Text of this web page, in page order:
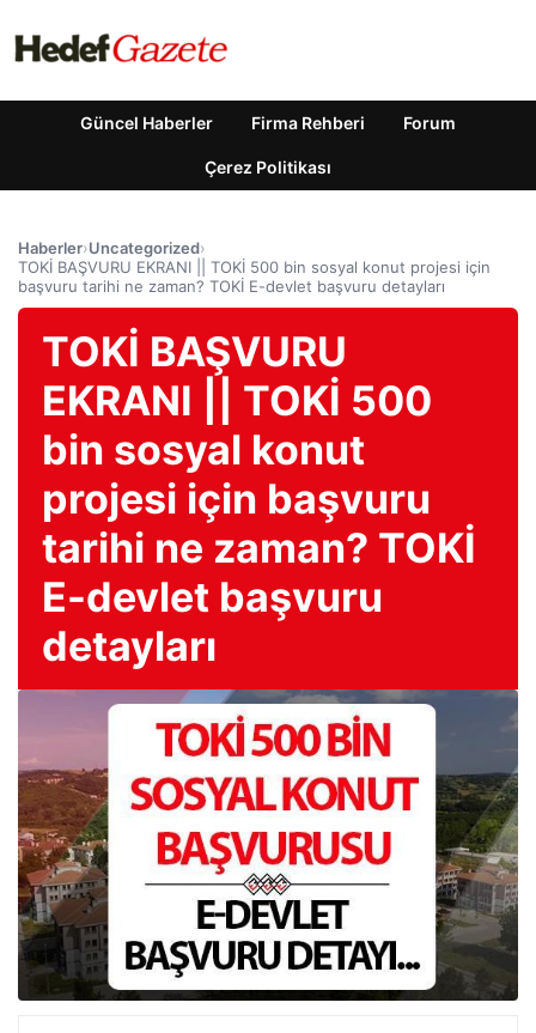
Güncel Haberler Firma Rehberi Forum
Çerez Politikası
Haberler›Uncategorized›
TOKİ BAŞVURU EKRANI || TOKİ 500 bin sosyal konut projesi için
başvuru tarihi ne zaman? TOKİ E-devlet başvuru detayları
TOKİ BAŞVURU
EKRANI || TOKİ 500
bin sosyal konut
projesi için başvuru
tarihi ne zaman? TOKİ
E-devlet başvuru
detayları